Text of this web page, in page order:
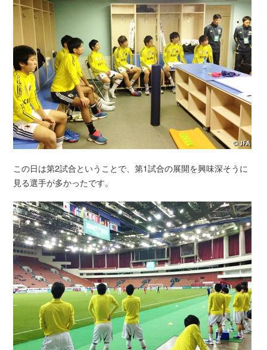
この日は第2試合ということで、第1試合の展開を興味深そうに
見る選手が多かったです。